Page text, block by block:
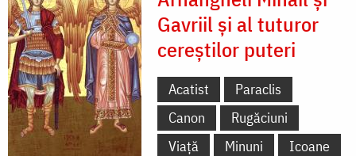
Gavriil și al tuturor
cereștilor puteri
Acatist
Paraclis
Canon
Rugăciuni
Viață
Minuni
Icoane